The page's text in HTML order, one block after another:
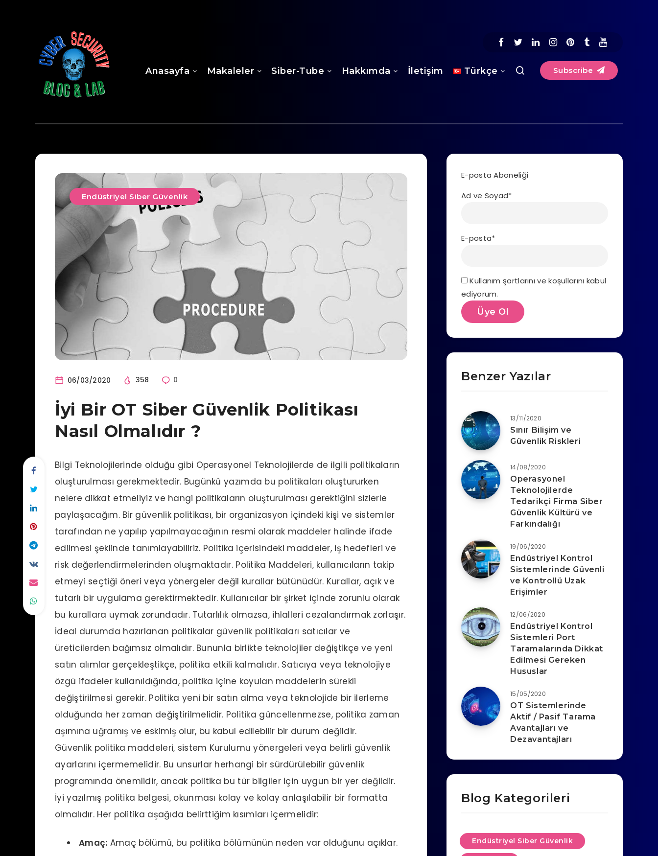
Anasayfa Makaleler Siber-Tube Hakkımda İletişim Türkçe Subscribe
Endüstriyel Siber Güvenlik
06/03/2020 358 0
İyi Bir OT Siber Güvenlik Politikası
Nasıl Olmalıdır ?
Bilgi Teknolojilerinde olduğu gibi Operasyonel Teknolojilerde de ilgili politikaların
oluşturulması gerekmektedir. Bugünkü yazımda bu politikaları oluştururken
nelere dikkat etmeliyiz ve hangi politikaların oluşturulması gerektiğini sizlerle
paylaşacağım. Bir güvenlik politikası, bir organizasyon içindeki kişi ve sistemler
tarafından ne yapılıp yapılmayacağının resmi olarak maddeler halinde ifade
edilmesi şeklinde tanımlayabiliriz. Politika içerisindeki maddeler, iş hedefleri ve
risk değerlendirmelerinden oluşmaktadır. Politika Maddeleri, kullanıcıların takip
etmeyi seçtiği öneri veya yönergeler değil kurallar bütünüdür. Kurallar, açık ve
tutarlı bir uygulama gerektirmektedir. Kullanıcılar bir şirket içinde zorunlu olarak
bu kurallara uymak zorundadır. Tutarlılık olmazsa, ihlalleri cezalandırmak zorlaşır.
İdeal durumda hazırlanan politikalar güvenlik politikaları satıcılar ve
üreticilerden bağımsız olmalıdır. Bununla birlikte teknolojiler değiştikçe ve yeni
satın alımlar gerçekleştikçe, politika etkili kalmalıdır. Satıcıya veya teknolojiye
özgü ifadeler kullanıldığında, politika içine koyulan maddelerin sürekli
değiştirilmesi gerekir. Politika yeni bir satın alma veya teknolojide bir ilerleme
olduğunda her zaman değiştirilmelidir. Politika güncellenmezse, politika zaman
aşımına uğramış ve eskimiş olur, bu kabul edilebilir bir durum değildir.
Güvenlik politika maddeleri, sistem Kurulumu yönergeleri veya belirli güvenlik
ayarlarını içermemelidir. Bu unsurlar herhangi bir sürdürülebilir güvenlik
programında önemlidir, ancak politika bu tür bilgiler için uygun bir yer değildir.
İyi yazılmış politika belgesi, okunması kolay ve kolay anlaşılabilir bir formatta
olmalıdır. Her politika aşağıda belirttiğim kısımları içermelidir:
Amaç: Amaç bölümü, bu politika bölümünün neden var olduğunu açıklar.
E-posta Aboneliği
Ad ve Soyad*
E-posta*
Kullanım şartlarını ve koşullarını kabul
ediyorum.
Benzer Yazılar
13/11/2020
Sınır Bilişim ve
Güvenlik Riskleri
14/08/2020
Operasyonel
Teknolojilerde
Tedarikçi Firma Siber
Güvenlik Kültürü ve
Farkındalığı
19/06/2020
Endüstriyel Kontrol
Sistemlerinde Güvenli
ve Kontrollü Uzak
Erişimler
12/06/2020
Endüstriyel Kontrol
Sistemleri Port
Taramalarında Dikkat
Edilmesi Gereken
Hususlar
15/05/2020
OT Sistemlerinde
Aktif / Pasif Tarama
Avantajları ve
Dezavantajları
Blog Kategorileri
Endüstriyel Siber Güvenlik